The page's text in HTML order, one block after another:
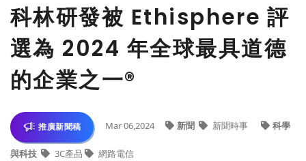
科林研發被 Ethisphere 評
選為 2024 年全球最具道德
的企業之一®
推廣新聞稿 Mar 06,2024 新聞 新聞時事 科學
與科技 3C產品 網路電信